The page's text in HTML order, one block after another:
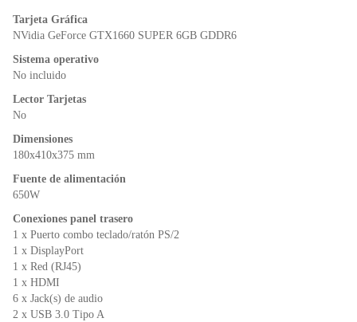
Tarjeta Gráfica
NVidia GeForce GTX1660 SUPER 6GB GDDR6
Sistema operativo
No incluido
Lector Tarjetas
No
Dimensiones
180x410x375 mm
Fuente de alimentación
650W
Conexiones panel trasero
1 x Puerto combo teclado/ratón PS/2
1 x DisplayPort
1 x Red (RJ45)
1 x HDMI
6 x Jack(s) de audio
2 x USB 3.0 Tipo A